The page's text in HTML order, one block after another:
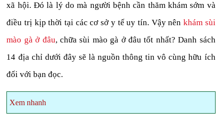
xã hội. Đó là lý do mà người bệnh cần thăm khám sớm và
điều trị kịp thời tại các cơ sở y tế uy tín. Vậy nên khám sùi
mào gà ở đâu, chữa sùi mào gà ở đâu tốt nhất? Danh sách
14 địa chỉ dưới đây sẽ là nguồn thông tin vô cùng hữu ích
đối với bạn đọc.
Xem nhanh